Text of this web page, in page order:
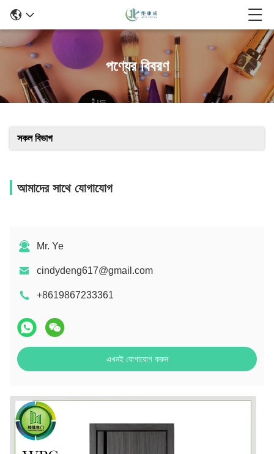
পণ্যের বিবরণ
সকল বিভাগ
আমাদের সাথে যোগাযোগ
Mr. Ye
cindydeng617@gmail.com
+8619867233361
এখনই যোগাযোগ করুন